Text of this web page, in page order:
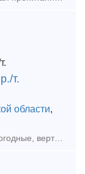
т.
области,